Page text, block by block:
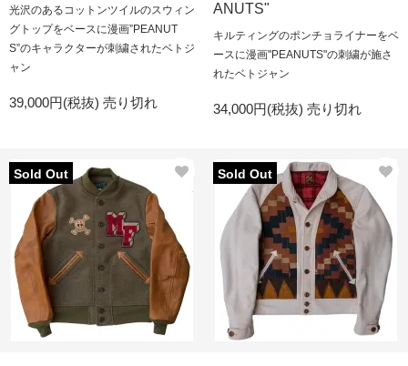
光沢のあるコットンツイルのスウィン
グトップをベースに漫画”PEANUT
S”のキャラクターが刺繍されたベトジ
ャン
39,000円(税抜) 売り切れ
ANUTS"
キルティングのポンチョライナーをベ
ースに漫画"PEANUTS"の刺繍が施さ
れたベトジャン
34,000円(税抜) 売り切れ
Sold Out Sold Out